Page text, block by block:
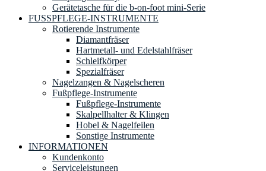
Gerätetasche für die b-on-foot mini-Serie
FUSSPFLEGE-INSTRUMENTE
Rotierende Instrumente
Diamantfräser
Hartmetall- und Edelstahlfräser
Schleifkörper
Spezialfräser
Nagelzangen & Nagelscheren
Fußpflege-Instrumente
Fußpflege-Instrumente
Skalpellhalter & Klingen
Hobel & Nagelfeilen
Sonstige Instrumente
INFORMATIONEN
Kundenkonto
Serviceleistungen